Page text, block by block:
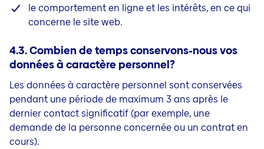
le comportement en ligne et les intérêts, en ce qui
concerne le site web.
4.3. Combien de temps conservons-nous vos
données à caractère personnel?
Les données à caractère personnel sont conservées
pendant une période de maximum 3 ans après le
dernier contact significatif(par exemple, une
demande de la personne concernée ou un contrat en
cours).